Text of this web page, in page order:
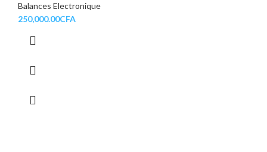
Balances Electronique
250,000.00CFA